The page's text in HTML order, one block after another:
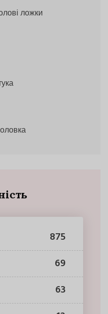
ложки
875
69
63